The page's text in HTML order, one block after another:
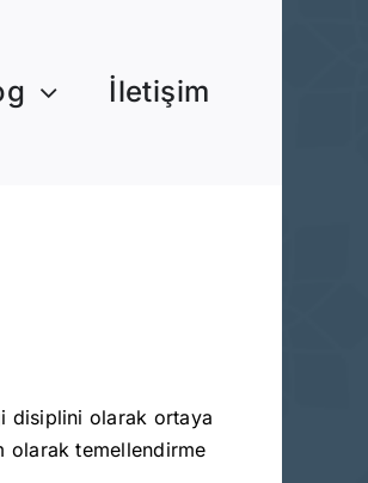
İletişim
disiplini olarak ortaya
olarak temellendirme